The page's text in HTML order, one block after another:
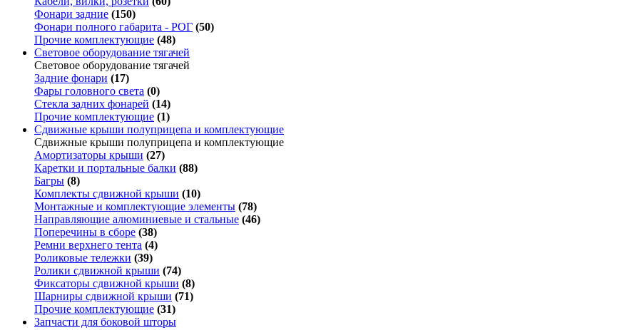
Фонари задние (150)
Фонари полного габарита - РОГ (50)
Прочие комплектующие (48)
Световое оборудование тягачей
Световое оборудование тягачей
Задние фонари (17)
Фары головного света (0)
Стекла задних фонарей (14)
Прочие комплектующие (1)
Сдвижные крыши полуприцепа и комплектующие
Сдвижные крыши полуприцепа и комплектующие
Амортизаторы крыши (27)
Каретки и портальные балки (88)
Багры (8)
Комплекты сдвижной крыши (10)
Монтажные и комплектующие элементы (78)
Направляющие алюминиевые и стальные (46)
Поперечины в сборе (38)
Ремни верхнего тента (4)
Роликовые тележки (39)
Ролики сдвижной крыши (74)
Фиксаторы сдвижной крыши (8)
Шарниры сдвижной крыши (71)
Прочие комплектующие (31)
Запчасти для боковой шторы